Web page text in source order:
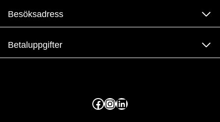
Besöksadress
Betaluppgifter
Facebook
Instagram
LinkedIn